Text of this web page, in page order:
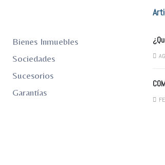
Bienes Inmuebles
Sociedades
Sucesorios
Garantías